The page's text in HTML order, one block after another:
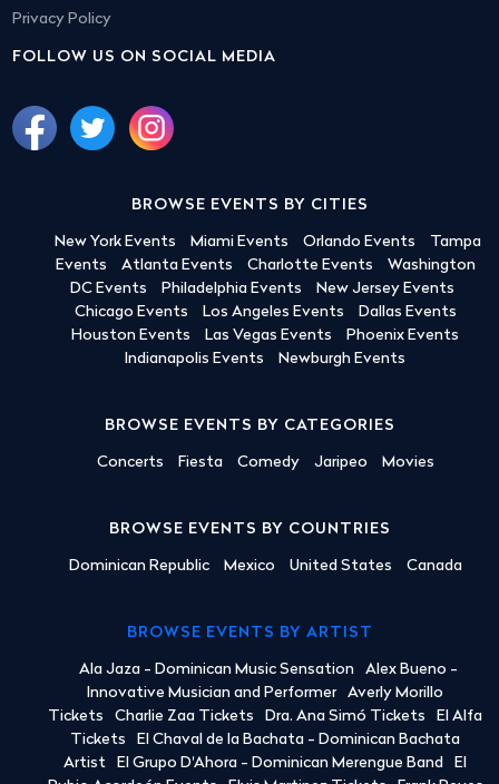
Privacy Policy
FOLLOW US ON SOCIAL MEDIA
BROWSE EVENTS BY CITIES
New York Events Miami Events Orlando Events
Tampa
Events
Atlanta Events Charlotte Events
Washington
DC Events
Philadelphia Events
New Jersey Events
Chicago Events
Los Angeles Events
Dallas Events
Houston Events
Las Vegas Events
Phoenix Events
Indianapolis Events
Newburgh Events
BROWSE EVENTS BY CATEGORIES
Concerts Fiesta Comedy Jaripeo Movies
BROWSE EVENTS BY COUNTRIES
Dominican Republic Mexico United States Canada
BROWSE EVENTS BY ARTIST
Ala Jaza - Dominican Music Sensation
Alex Bueno -
Innovative Musician and Performer
Averly Morillo
Tickets
Charlie Zaa Tickets Dra. Ana Simó Tickets
El Alfa
Tickets
El Chaval de la Bachata - Dominican Bachata
Artist
El Grupo D'Ahora - Dominican Merengue Band
El